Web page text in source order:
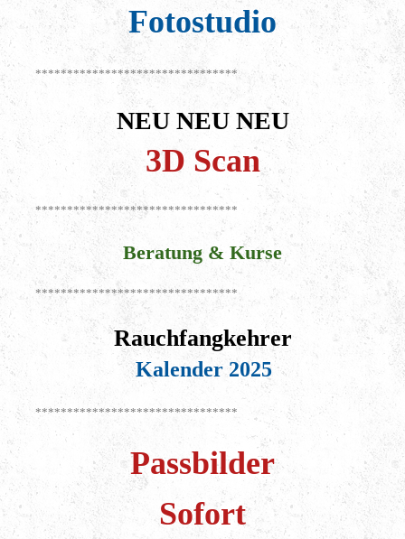
Fotostudio
********************************
NEU NEU NEU
3D Scan
********************************
Beratung & Kurse
********************************
Rauchfangkehrer
Kalender 2025
********************************
Passbilder
Sofort